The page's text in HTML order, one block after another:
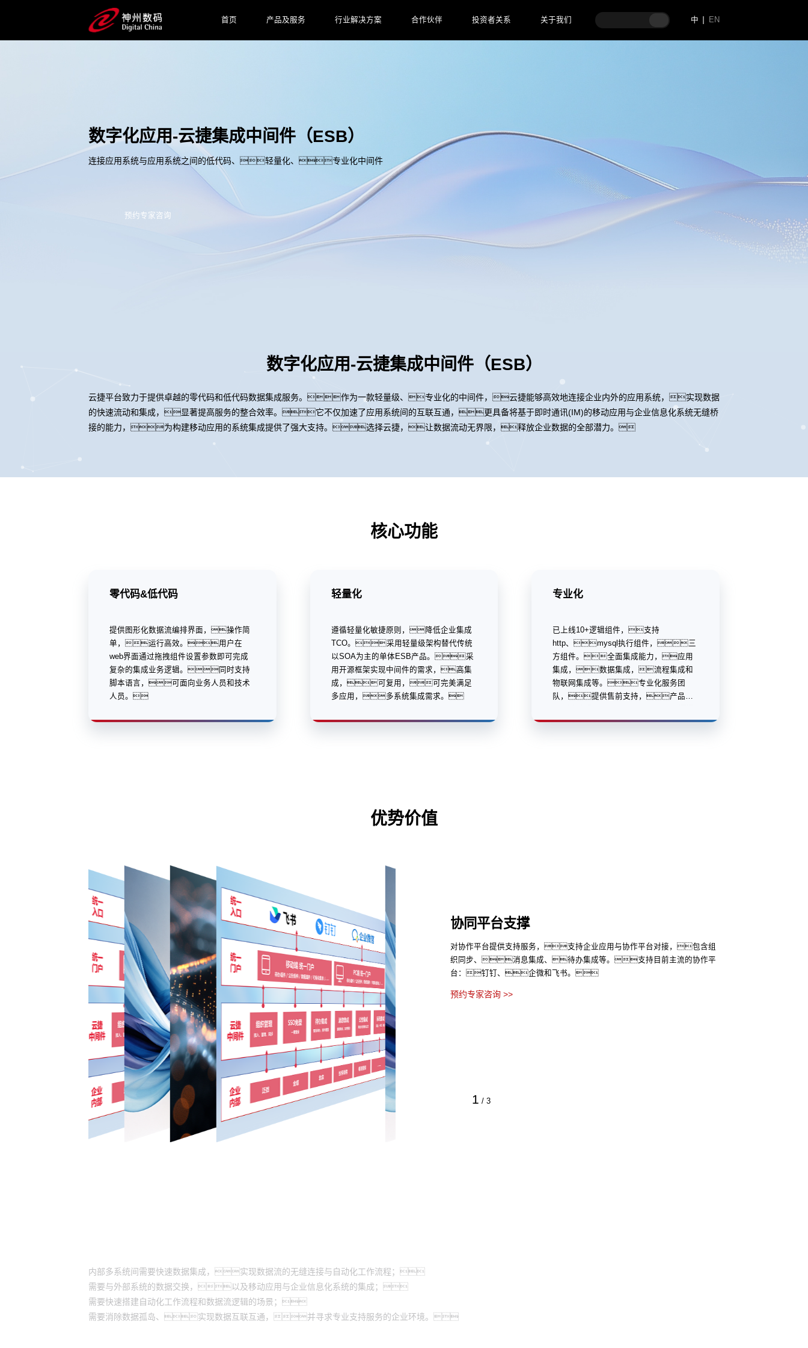
首页 产品及服务 行业解决方案 合作伙伴 投资者关系 关于我们 中 EN
数字化应用-云捷集成中间件（ESB）
连接应用系统与应用系统之间的低代码、轻量化、专业化中间件
预约专家咨询
数字化应用-云捷集成中间件（ESB）
云捷平台致力于提供卓越的零代码和低代码数据集成服务。作为一款轻量级、专业化的中间件，云捷能够高效地连接企业内外的应用系统，实现数据
的快速流动和集成，显著提高服务的整合效率。它不仅加速了应用系统间的互联互通，更具备将基于即时通讯(IM)的移动应用与企业信息化系统无缝桥
接的能力，为构建移动应用的系统集成提供了强大支持。选择云捷，让数据流动无界限，释放企业数据的全部潜力。
核心功能
零代码&低代码
提供图形化数据流编排界面，操作简
单，运行高效。用户在
web界面通过拖拽组件设置参数即可完成
复杂的集成业务逻辑。同时支持
脚本语言，可面向业务人员和技术
人员。
轻量化
遵循轻量化敏捷原则，降低企业集成
TCO。采用轻量级架构替代传统
以SOA为主的单体ESB产品。采
用开源框架实现中间件的需求，高集
成，可复用，可完美满足
多应用，多系统集成需求。
专业化
已上线10+逻辑组件，支持
http、mysql执行组件，三
方组件。全面集成能力，应用
集成，数据集成，流程集成和
物联网集成等。专业化服务团
队，提供售前支持，产品研
优势价值
1 / 3
协同平台支撑
对协作平台提供支持服务，支持企业应用与协作平台对接，包含组
织同步、消息集成、待办集成等。支持目前主流的协作平
台：钉钉、企微和飞书。
预约专家咨询 >>
内部多系统间需要快速数据集成，实现数据流的无缝连接与自动化工作流程；
需要与外部系统的数据交换，以及移动应用与企业信息化系统的集成；
需要快速搭建自动化工作流程和数据流逻辑的场景；
需要消除数据孤岛、实现数据互联互通，并寻求专业支持服务的企业环境。